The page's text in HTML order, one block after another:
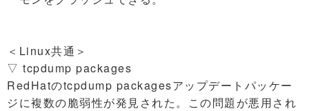
＜Linux共通＞
▽ tcpdump packages
RedHatのtcpdump packagesアップデートパッケー
ジに複数の脆弱性が発見された。この問題が悪用され